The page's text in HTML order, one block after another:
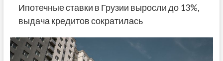
Ипотечные ставки в Грузии выросли до 13%,
выдача кредитов сократилась